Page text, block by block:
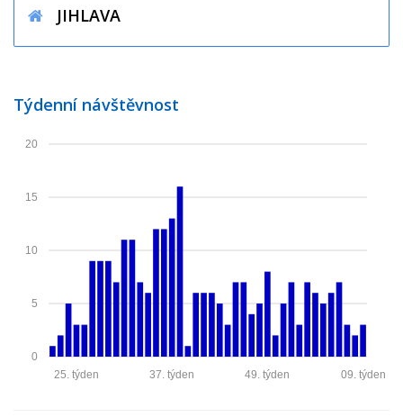
JIHLAVA
Týdenní návštěvnost
0
5
10
15
20
09. týden
49. týden
37. týden
25. týden